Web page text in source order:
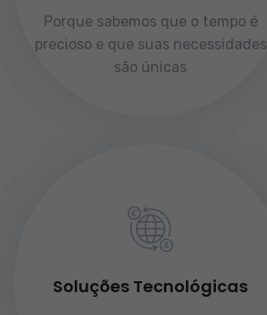
Porque sabemos que o tempo é
precioso e que suas necessidades
são únicas
Soluções Tecnológicas